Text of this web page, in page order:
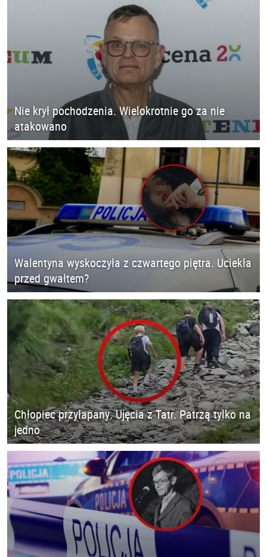
Nie krył pochodzenia. Wielokrotnie go za nie
atakowano
Walentyna wyskoczyła z czwartego piętra. Uciekła
przed gwałtem?
Chłopiec przyłapany. Ujęcia z Tatr. Patrzą tylko na
jedno